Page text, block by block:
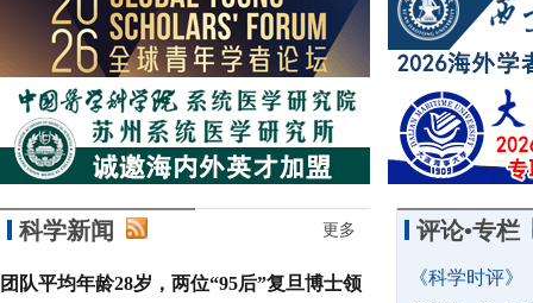
科学新闻 更多
团队平均年龄28岁，两位“95后”复旦博士领
评论•专栏
《科学时评》